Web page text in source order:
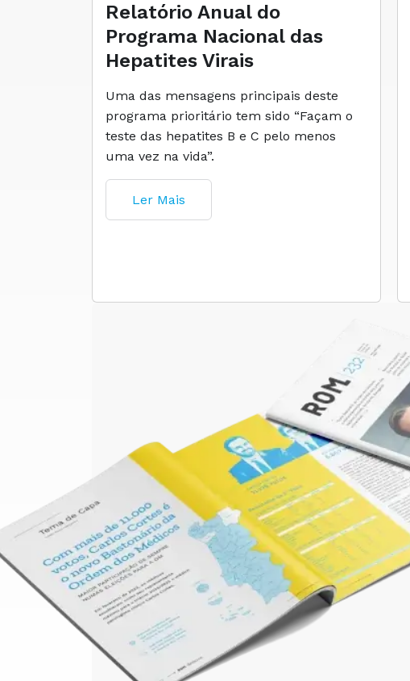
Relatório Anual do
Programa Nacional das
Hepatites Virais
Uma das mensagens principais deste
programa prioritário tem sido “Façam o
teste das hepatites B e C pelo menos
uma vez na vida”.
Ler Mais